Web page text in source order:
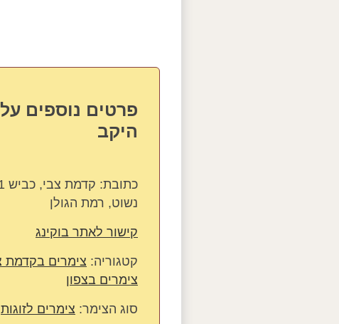
פרטים נוספים
היקב
כתובת:
נשוט, רמת הגולן
קישור לאתר בוקינג
קטגוריה: צימרים בקדמת
צימרים בצפון
סוג הצימר: צימרים לזוגות